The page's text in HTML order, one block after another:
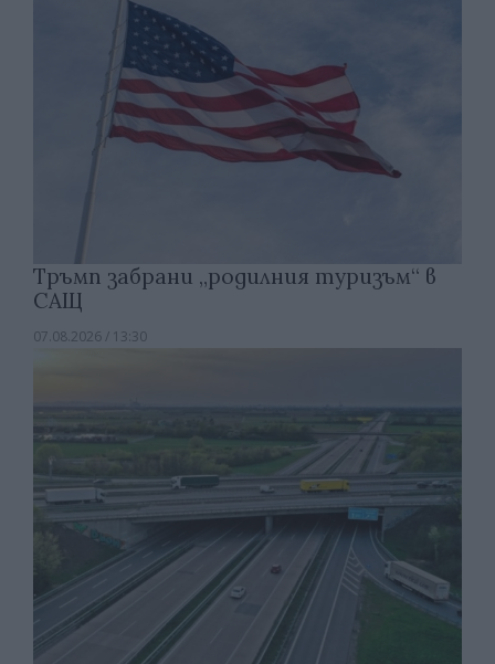
Тръмп забрани „родилния туризъм“ в
САЩ
07.08.2026 / 13:30